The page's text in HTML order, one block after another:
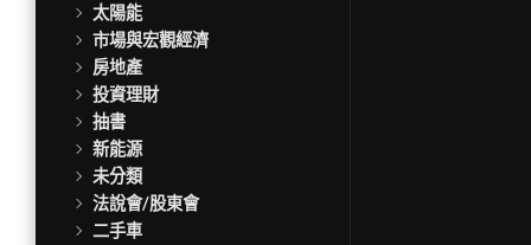
太陽能
市場與宏觀經濟
房地產
投資理財
抽書
新能源
未分類
法說會/股東會
二手車